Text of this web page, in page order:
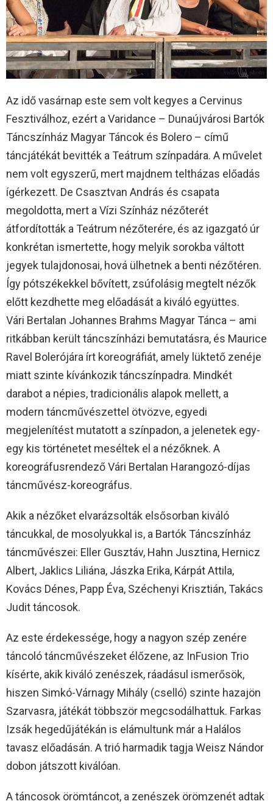
Az idő vasárnap este sem volt kegyes a Cervinus
Fesztiválhoz, ezért a Varidance – Dunaújvárosi Bartók
Táncszínház Magyar Táncok és Bolero – című
táncjátékát bevitték a Teátrum színpadára. A művelet
nem volt egyszerű, mert majdnem teltházas előadás
ígérkezett. De Csasztvan András és csapata
megoldotta, mert a Vízi Színház nézőterét
átfordították a Teátrum nézőterére, és az igazgató úr
konkrétan ismertette, hogy melyik sorokba váltott
jegyek tulajdonosai, hová ülhetnek a benti nézőtéren.
Így pótszékekkel bővített, zsúfolásig megtelt nézők
előtt kezdhette meg előadását a kiváló együttes.
Vári Bertalan Johannes Brahms Magyar Tánca – ami
ritkábban került táncszínházi bemutatásra, és Maurice
Ravel Bolerójára írt koreográfiát, amely lüktető zenéje
miatt szinte kívánkozik táncszínpadra. Mindkét
darabot a népies, tradicionális alapok mellett, a
modern táncművészettel ötvözve, egyedi
megjelenítést mutatott a színpadon, a jelenetek egy-
egy kis történetet meséltek el a nézőknek. A
koreográfusrendező Vári Bertalan Harangozó-díjas
táncművész-koreográfus.
Akik a nézőket elvarázsolták elsősorban kiváló
táncukkal, de mosolyukkal is, a Bartók Táncszínház
táncművészei: Eller Gusztáv, Hahn Jusztina, Hernicz
Albert, Jaklics Liliána, Jászka Erika, Kárpát Attila,
Kovács Dénes, Papp Éva, Széchenyi Krisztián, Takács
Judit táncosok.
Az este érdekessége, hogy a nagyon szép zenére
táncoló táncművészeket élőzene, az InFusion Trio
kísérte, akik kiváló zenészek, ráadásul ismerősök,
hiszen Simkó-Várnagy Mihály (cselló) szinte hazajön
Szarvasra, játékát többször megcsodálhattuk. Farkas
Izsák hegedűjátékán is elámultunk már a Halálos
tavasz előadásán. A trió harmadik tagja Weisz Nándor
dobon játszott kiválóan.
A táncosok örömtáncot, a zenészek örömzenét adtak